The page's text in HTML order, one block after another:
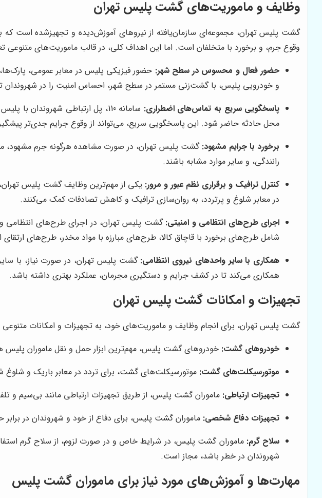
وظایف و ماموریت‌های گشت پلیس تهران
گشت پلیس تهران، مجموعه‌ای سازمان‌یافته از نیروهای آموزش‌دیده و تجهیزشده است
وقوع جرم، و برخورد با متخلفان است. اما این اهداف کلی، در قالب ماموریت‌های متنوعی
حضور فعال و محسوس در سطح شهر: حضور فیزیکی پلیس در معابر عمومی، پارک‌ها،
و خودرویی پلیس، با گشت‌زنی مستمر در سطح شهر، احساس امنیت را در شهروندان
پاسخگویی سریع به تماس‌های اضطراری:
سامانه 110، پل ارتباطی
محل حادثه حاضر شود. این پاسخگویی سریع، می‌تواند از وقوع جرایم جدی‌تر
برخورد با جرایم مشهود: گشت پلیس تهران، در صورت مشاهده هرگونه جرم مشهود،
رانندگی، و سایر موارد مشابه باشند.
کنترل ترافیک و برقراری نظم عبور و مرور: یکی از مهم‌ترین وظایف گشت پلیس تهران،
در معابر شلوغ و پرتردد، به روان‌سازی ترافیک و کاهش تصادفات کمک می‌کنند.
اجرای طرح‌های انتظامی و امنیتی: گشت پلیس تهران، در اجرای طرح‌های انتظامی
شامل طرح‌های برخورد با قاچاق کالا، طرح‌های مبارزه با مواد مخدر، طرح‌های ارتقای
همکاری با سایر واحدهای نیروی انتظامی: گشت پلیس تهران، در صورت نیاز، با
همکاری می‌کند تا در کشف جرایم و دستگیری مجرمان، عملکرد بهتری داشته باشد.
تجهیزات و امکانات گشت پلیس تهران
گشت پلیس تهران، برای انجام وظایف و ماموریت‌های خود، به تجهیزات و امکانات
خودروهای گشت: خودروهای گشت پلیس، مهم‌ترین ابزار حمل و نقل ماموران پلیس
موتورسیکلت‌های گشت: موتورسیکلت‌های گشت، برای تردد در معابر باریک و شلوغ
تجهیزات ارتباطی: ماموران گشت پلیس، از طریق تجهیزات ارتباطی مانند بی‌سیم و
تجهیزات دفاع شخصی: ماموران گشت پلیس، برای دفاع از خود و شهروندان در
سلاح گرم: ماموران گشت پلیس، در شرایط خاص و در صورت لزوم، از سلاح گرم
شهروندان در خطر باشد، مجاز است.
مهارت‌ها و آموزش‌های مورد نیاز برای ماموران گشت پلیس